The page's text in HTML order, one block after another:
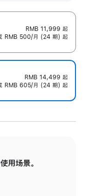
RMB 11,999 起
RMB 500/月 (24 期) 起
RMB 14,499 起
RMB 605/月 (24 期) 起
用场景。